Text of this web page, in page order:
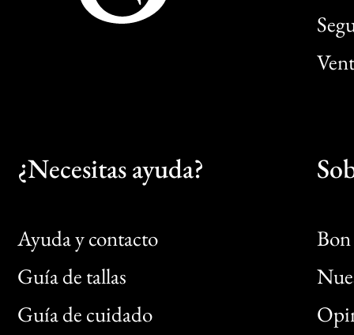
¿Necesitas ayuda?
Ayuda y contacto
Guía de tallas
Guía de cuidado
Bon